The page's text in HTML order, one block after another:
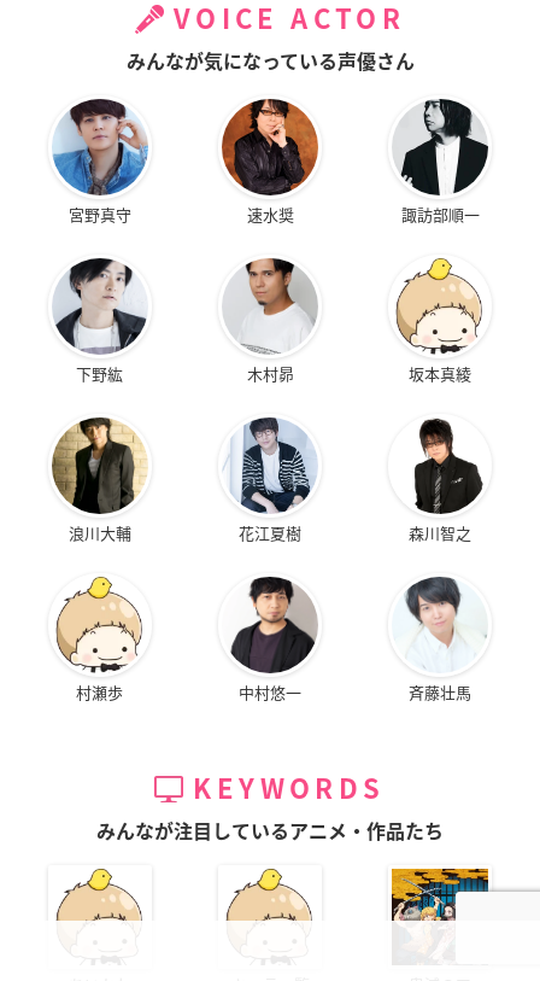
VOICE ACTOR
みんなが気になっている声優さん
宮野真守 速水奨 諏訪部順一
下野紘 木村昴 坂本真綾
浪川大輔 花江夏樹 森川智之
村瀬歩 中村悠一 斉藤壮馬
KEYWORDS
みんなが注目しているアニメ・作品たち